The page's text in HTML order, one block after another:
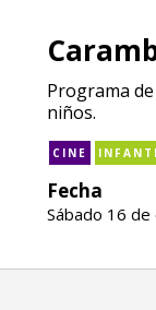
Programa
niños.
CINE
Fecha
Sábado 16